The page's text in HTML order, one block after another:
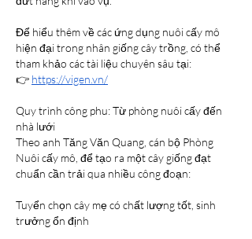
Để hiểu thêm về các ứng dụng nuôi cấy mô
hiện đại trong nhân giống cây trồng, có thể
tham khảo các tài liệu chuyên sâu tại:
👉 https://vigen.vn/
Quy trình công phu: Từ phòng nuôi cấy đến
nhà lưới
Theo anh Tăng Văn Quang, cán bộ Phòng
Nuôi cấy mô, để tạo ra một cây giống đạt
chuẩn cần trải qua nhiều công đoạn:
Tuyển chọn cây mẹ có chất lượng tốt, sinh
trưởng ổn định